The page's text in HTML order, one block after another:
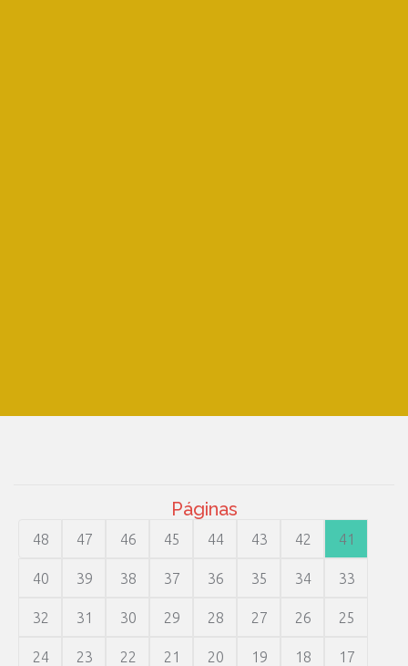
Páginas
48 47 46 45 44 43 42 41
40 39 38 37 36 35 34 33
32 31 30 29 28 27 26 25
24 23 22 21 20 19 18 17